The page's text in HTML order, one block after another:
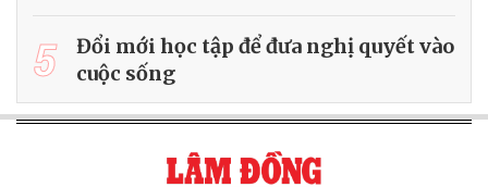
5
Đổi mới học tập để đưa nghị quyết vào
cuộc sống